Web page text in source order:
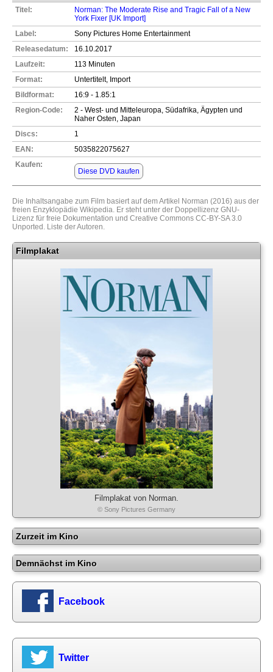
Titel:
Norman: The Moderate Rise and Tragic Fall of a New
York Fixer [UK Import]
Label:
Sony Pictures Home Entertainment
Releasedatum:
16.10.2017
Laufzeit:
113 Minuten
Format:
Untertitelt, Import
Bildformat:
16:9 - 1.85:1
Region-Code:
2 - West- und Mitteleuropa, Südafrika, Ägypten und
Naher Osten, Japan
Discs:
1
EAN:
5035822075627
Kaufen:
Diese DVD kaufen
Die Inhaltsangabe zum Film basiert auf dem Artikel Norman (2016) aus der
freien Enzyklopädie Wikipedia . Er steht unter der Doppellizenz GNU-
Lizenz für freie Dokumentation und Creative Commons CC-BY-SA 3.0
Unported Liste der Autoren
Filmplakat
Filmplakat von Norman.
© Sony Pictures Germany
Zurzeit im Kino
Demnächst im Kino
Facebook
Twitter